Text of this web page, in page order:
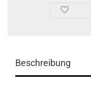
Beschreibung